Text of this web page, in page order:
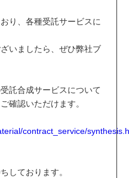
り、各種受託サービスに
いましたら、ぜひ弊社ブ
託合成サービスについて
確認いただけます。
contract_service/
しております。